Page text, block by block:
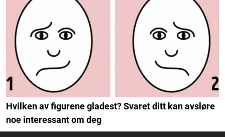
Hvilken av figurene gladest? Svaret ditt kan avsløre
noe interessant om deg